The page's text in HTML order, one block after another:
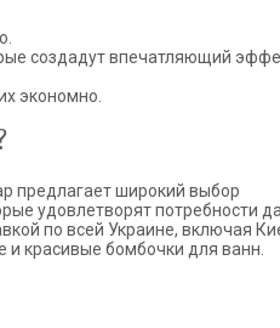
создадут впечатляющий
экономно.
предлагает широкий выбор
удовлетворят потребности
по всей Украине, включая
красивые бомбочки для ванн.